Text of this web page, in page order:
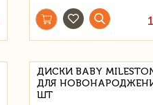
ДИСКИ BABY
ДЛЯ
ШТ